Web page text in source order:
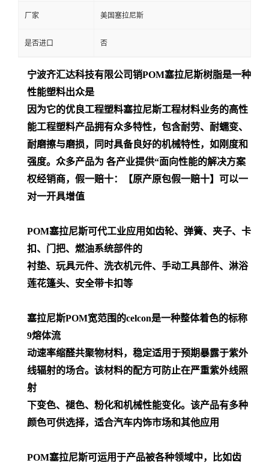
厂家 美国塞拉尼斯
是否进口 否
宁波齐汇达科技有限公司销POM塞拉尼斯树脂是一种
性能塑料出众是
因为它的优良工程塑料塞拉尼斯工程材料业务的高性
能工程塑料产品拥有众多特性，包含耐劳、耐蠕变、
耐磨擦与磨损，同时具备良好的机械特性，如刚度和
强度。众多产品为 各产业提供“面向性能的解决方案
权经销商，假一赔十：【原产原包假一赔十】可以一
对一开具增值
POM塞拉尼斯可代工业应用如齿轮、弹簧、夹子、卡
扣、门把、燃油系统部件的
衬垫、玩具元件、洗衣机元件、手动工具部件、淋浴
莲花篷头、安全带卡扣等
塞拉尼斯POM宽范围的celcon是一种整体着色的标称
9熔体流
动速率缩醛共聚物材料，稳定适用于预期暴露于紫外
线辐射的场合。该材料的配方可防止在严重紫外线照
射
下变色、褪色、粉化和机械性能变化。该产品有多种
颜色可供选择，适合汽车内饰市场和其他应用
POM塞拉尼斯可运用于产品被各种领域中，比如齿